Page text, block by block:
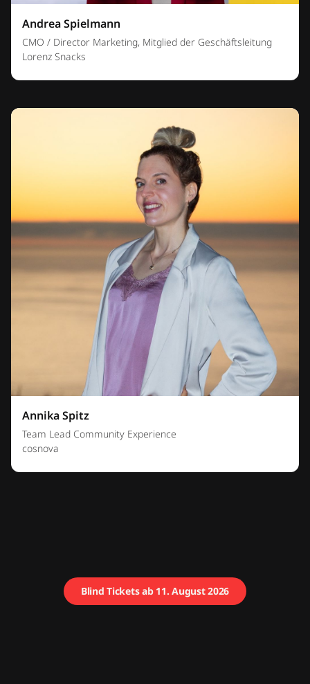
Andrea Spielmann
CMO / Director Marketing, Mitglied der Geschäftsleitung
Lorenz Snacks
Annika Spitz
Team Lead Community Experience
cosnova
Blind Tickets ab 11. August 2026